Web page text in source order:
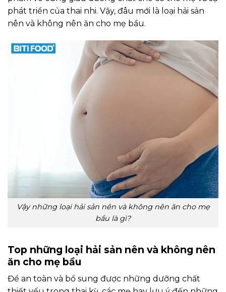
phát triển của thai nhi. Vậy, đâu mới là loại hải sản
nên và không nên ăn cho mẹ bầu.
Vậy những loại hải sản nên và không nên ăn cho mẹ
bầu là gì?
Top những loại hải sản nên và không nên
ăn cho mẹ bầu
Để an toàn và bổ sung được những dưỡng chất